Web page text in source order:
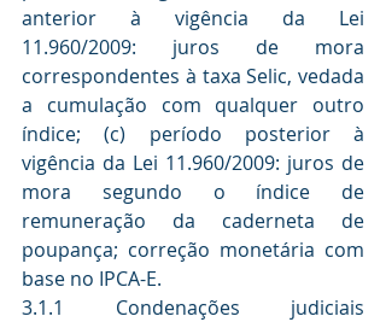
anterior à vigência da Lei
11.960/2009: juros de mora
correspondentes à taxa Selic, vedada
a cumulação com qualquer outro
índice; (c) período posterior à
vigência da Lei 11.960/2009: juros de
mora segundo o índice de
remuneração da caderneta de
poupança; correção monetária com
base no IPCA-E.
3.1.1 Condenações judiciais